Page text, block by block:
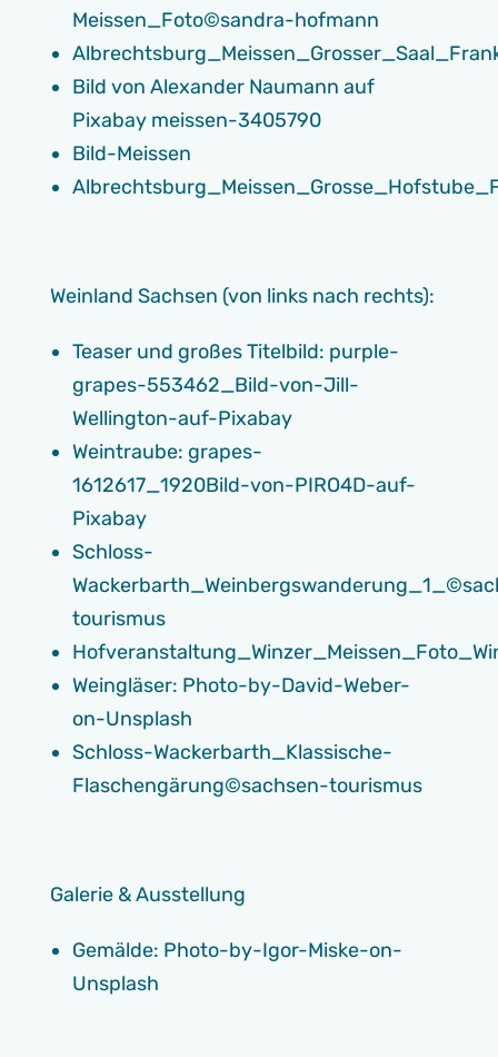
Meissen_Foto©sandra-hofmann
Bild von Alexander Naumann auf
Pixabay meissen-3405790
Bild-Meissen
Weinland Sachsen (von links nach rechts):
Teaser und großes Titelbild: purple-
grapes-553462_Bild-von-Jill-
Wellington-auf-Pixabay
Weintraube: grapes-
1612617_1920Bild-von-PIRO4D-auf-
Pixabay
Schloss-
tourismus
Weingläser: Photo-by-David-Weber-
on-Unsplash
Schloss-Wackerbarth_Klassische-
Flaschengärung©sachsen-tourismus
Galerie & Ausstellung
Gemälde: Photo-by-Igor-Miske-on-
Unsplash